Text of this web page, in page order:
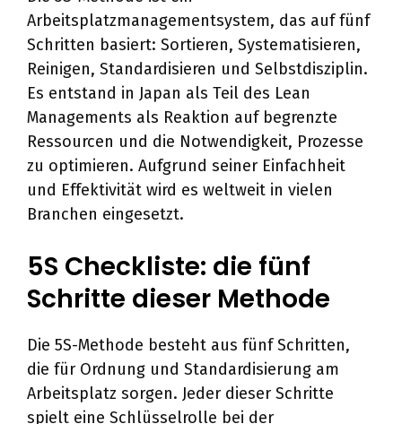
Arbeitsplatzmanagementsystem, das auf fünf
Schritten basiert: Sortieren, Systematisieren,
Reinigen, Standardisieren und Selbstdisziplin.
Es entstand in Japan als Teil des Lean
Managements als Reaktion auf begrenzte
Ressourcen und die Notwendigkeit, Prozesse
zu optimieren. Aufgrund seiner Einfachheit
und Effektivität wird es weltweit in vielen
Branchen eingesetzt.
5S Checkliste: die fünf
Schritte dieser Methode
Die 5S-Methode besteht aus fünf Schritten,
die für Ordnung und Standardisierung am
Arbeitsplatz sorgen. Jeder dieser Schritte
spielt eine Schlüsselrolle bei der